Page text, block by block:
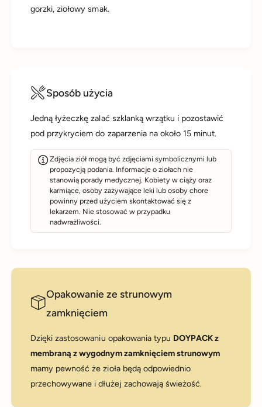
gorzki, ziołowy smak.
Sposób użycia
Jedną łyżeczkę zalać szklanką wrzątku i pozostawić
pod przykryciem do zaparzenia na około 15 minut.
Zdjęcia ziół mogą być zdjęciami symbolicznymi lub
propozycją podania. Informacje o ziołach nie
stanowią porady medycznej. Kobiety w ciąży oraz
karmiące, osoby zażywające leki lub osoby chore
powinny przed użyciem skontaktować się z
lekarzem. Nie stosować w przypadku
nadwrażliwości.
Opakowanie ze strunowym
zamknięciem
Dzięki zastosowaniu opakowania typu DOYPACK z
membraną z wygodnym zamknięciem strunowym
mamy pewność że zioła będą odpowiednio
przechowywane i dłużej zachowają świeżość.